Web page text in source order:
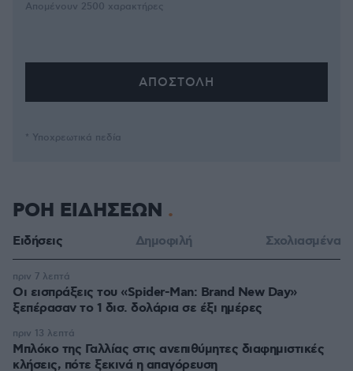
Απομένουν 2500 χαρακτήρες
* Υποχρεωτικά πεδία
ΡΟΗ ΕΙΔΗΣΕΩΝ
Ειδήσεις Δημοφιλή Σχολιασμένα
Οι εισπράξεις του «Spider-Man: Brand New Day»
ξεπέρασαν το 1 δισ. δολάρια σε έξι ημέρες
πριν 7 λεπτά
Μπλόκο της Γαλλίας στις ανεπιθύμητες διαφημιστικές
κλήσεις, πότε ξεκινά η απαγόρευση
πριν 13 λεπτά